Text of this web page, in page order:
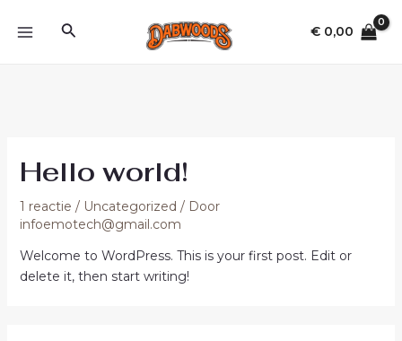
naar
Zoeken € 0,00
Hello world!
1 reactie / Uncategorized / Door
infoemotech@gmail.com
Welcome to WordPress. This is your first post. Edit or
delete it, then start writing!